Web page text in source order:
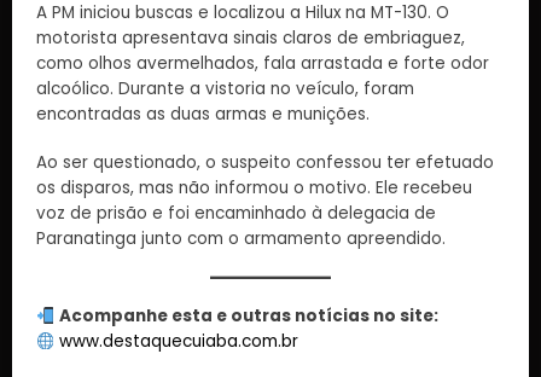
A PM iniciou buscas e localizou a Hilux na MT-130. O
motorista apresentava sinais claros de embriaguez,
como olhos avermelhados, fala arrastada e forte odor
alcoólico. Durante a vistoria no veículo, foram
encontradas as duas armas e munições.
Ao ser questionado, o suspeito confessou ter efetuado
os disparos, mas não informou o motivo. Ele recebeu
voz de prisão e foi encaminhado à delegacia de
Paranatinga junto com o armamento apreendido.
Acompanhe esta e outras notícias no site:
www.destaquecuiaba.com.br